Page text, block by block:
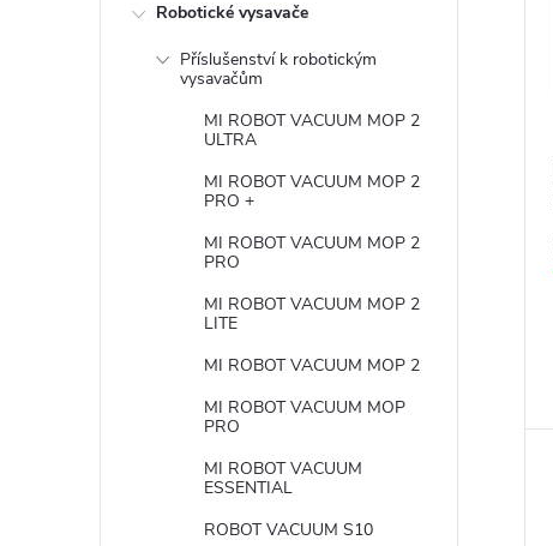
Robotické vysavače
Příslušenství k robotickým
vysavačům
MI ROBOT VACUUM MOP 2
ULTRA
MI ROBOT VACUUM MOP 2
PRO +
MI ROBOT VACUUM MOP 2
PRO
MI ROBOT VACUUM MOP 2
LITE
MI ROBOT VACUUM MOP 2
MI ROBOT VACUUM MOP
PRO
MI ROBOT VACUUM
ESSENTIAL
ROBOT VACUUM S10